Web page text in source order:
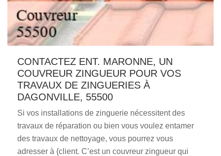
CONTACTEZ ENT. MARONNE, UN
COUVREUR ZINGUEUR POUR VOS
TRAVAUX DE ZINGUERIES À
DAGONVILLE, 55500
Si vos installations de zinguerie nécessitent des
travaux de réparation ou bien vous voulez entamer
des travaux de nettoyage, vous pourrez vous
adresser à {client. C’est un couvreur zingueur qui